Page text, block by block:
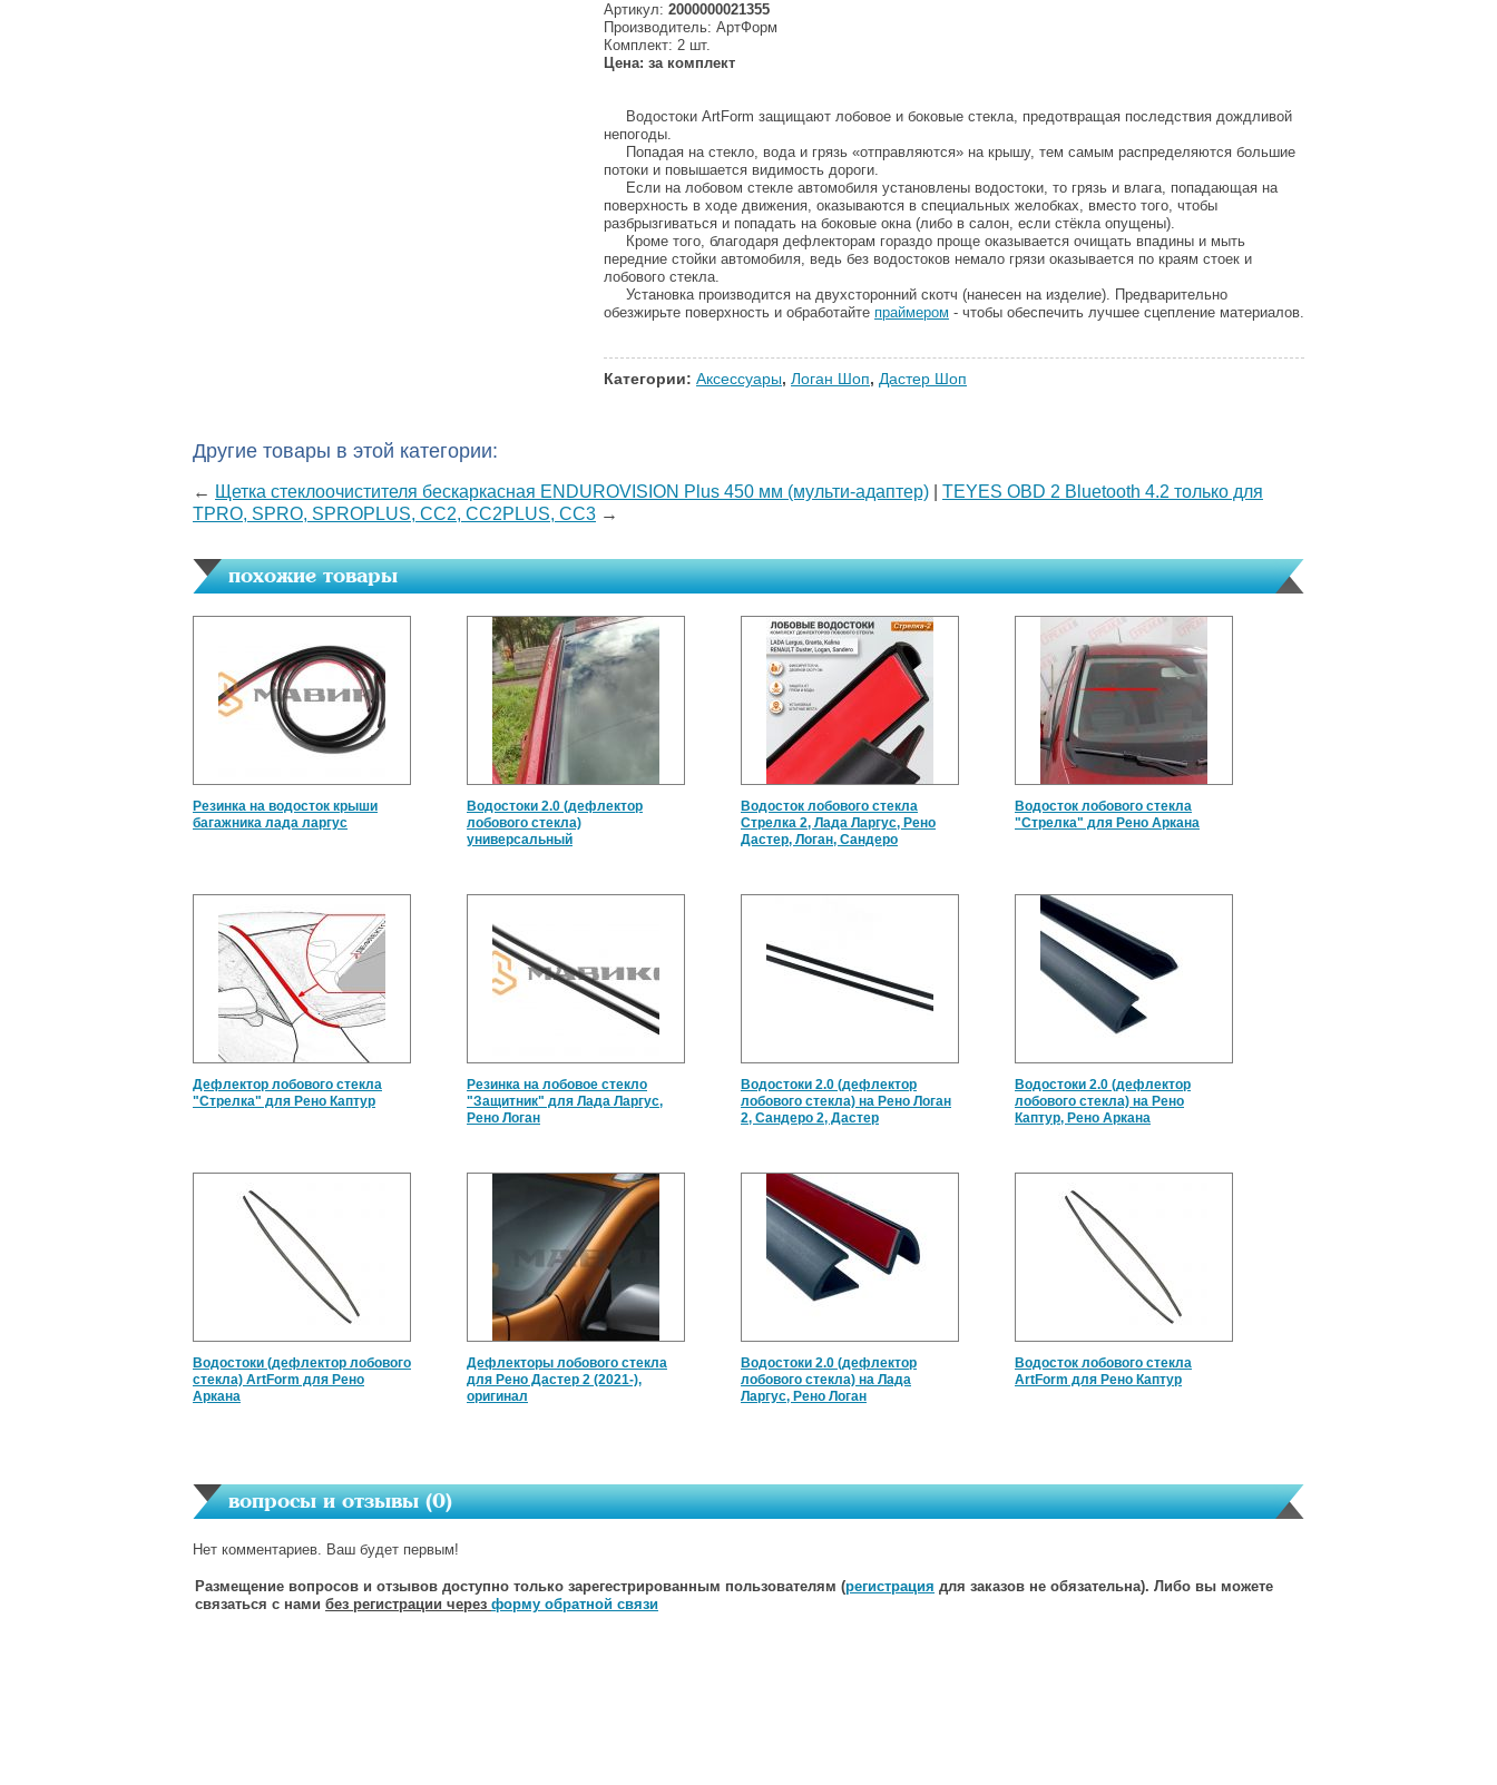
Артикул: 2000000021355
Производитель: АртФорм
Комплект: 2 шт.
Цена: за комплект
Водостоки ArtForm защищают лобовое и боковые стекла, предотвращая последствия дождливой
непогоды.
Попадая на стекло, вода и грязь «отправляются» на крышу, тем самым распределяются большие
потоки и повышается видимость дороги.
Если на лобовом стекле автомобиля установлены водостоки, то грязь и влага, попадающая на
поверхность в ходе движения, оказываются в специальных желобках, вместо того, чтобы
разбрызгиваться и попадать на боковые окна (либо в салон, если стёкла опущены).
Кроме того, благодаря дефлекторам гораздо проще оказывается очищать впадины и мыть
передние стойки автомобиля, ведь без водостоков немало грязи оказывается по краям стоек и
лобового стекла.
Установка производится на двухсторонний скотч (нанесен на изделие). Предварительно
обезжирьте поверхность и обработайте праймером - чтобы обеспечить лучшее сцепление материалов.
Категории: Аксессуары, Логан Шоп, Дастер Шоп
Другие товары в этой категории:
← Щетка стеклоочистителя бескаркасная ENDUROVISION Plus 450 мм (мульти-адаптер)
TEYES OBD 2 Bluetooth 4.2 только для
TPRO, SPRO, SPROPLUS, CC2, CC2PLUS, CC3 →
похожие товары
Резинка на водосток крыши
багажника лада ларгус
Водостоки 2.0 (дефлектор
лобового стекла)
универсальный
Водосток лобового стекла
Стрелка 2, Лада Ларгус, Рено
Дастер, Логан, Сандеро
Водосток лобового стекла
"Стрелка" для Рено Аркана
Дефлектор лобового стекла
"Стрелка" для Рено Каптур
Резинка на лобовое стекло
"Защитник" для Лада Ларгус,
Рено Логан
Водостоки 2.0 (дефлектор
лобового стекла) на Рено Логан
2, Сандеро 2, Дастер
Водостоки 2.0 (дефлектор
лобового стекла) на Рено
Каптур, Рено Аркана
Водостоки (дефлектор лобового
стекла) ArtForm для Рено
Аркана
Дефлекторы лобового стекла
для Рено Дастер 2 (2021-),
оригинал
Водостоки 2.0 (дефлектор
лобового стекла) на Лада
Ларгус, Рено Логан
Водосток лобового стекла
ArtForm для Рено Каптур
вопросы и отзывы (0)
Нет комментариев. Ваш будет первым!
Размещение вопросов и отзывов доступно только зарегестрированным пользователям (регистрация для заказов не обязательна). Либо вы можете
связаться с нами без регистрации через форму обратной связи